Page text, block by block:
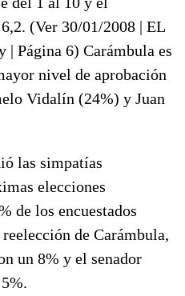
(Ver 30/01/2008 | EL
| Página 6) Carámbula es
nivel de aprobación
Vidalín (24%) y Juan
las simpatías
elecciones
de los encuestados
de Carámbula,
un 8% y el senador